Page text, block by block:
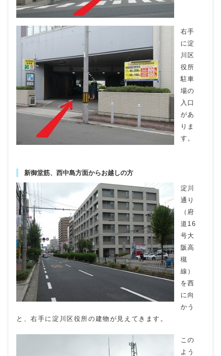
右手
に淀
川区
役所
駐車
場の
入口
があ
りま
す。
新御堂筋、西中島方面からお越しの方
淀川
通り
（府
道16
号大
阪高
槻
線）
を西
に向
かう
と、右手に淀川区役所の建物が見えてきます。
この
よう